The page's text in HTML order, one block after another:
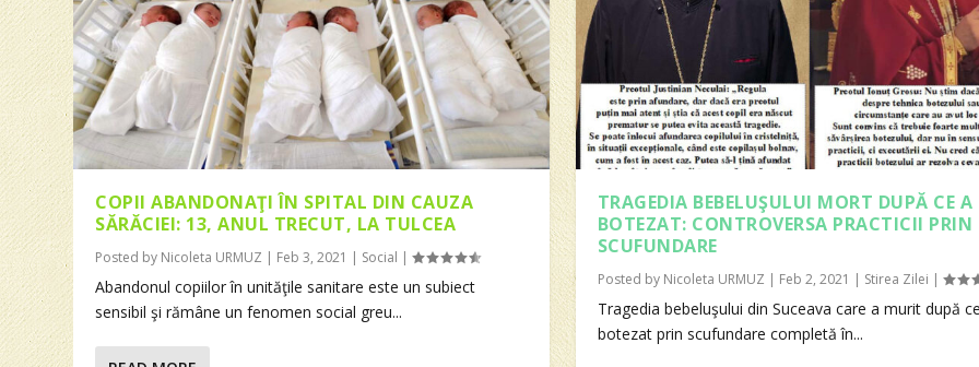
COPII ABANDONAŢI ÎN SPITAL DIN CAUZA
SĂRĂCIEI: 13, ANUL TRECUT, LA TULCEA
Posted by Nicoleta URMUZ | Feb 3, 2021 | Social |
Abandonul copiilor în unităţile sanitare este un subiect
sensibil şi rămâne un fenomen social greu...
TRAGEDIA BEBELUŞULUI MORT DUPĂ CE A
BOTEZAT: CONTROVERSA PRACTICII PRIN
SCUFUNDARE
Posted by Nicoleta URMUZ | Feb 2, 2021 | Stirea Zilei |
Tragedia bebeluşului din Suceava care a murit după
botezat prin scufundare completă în...